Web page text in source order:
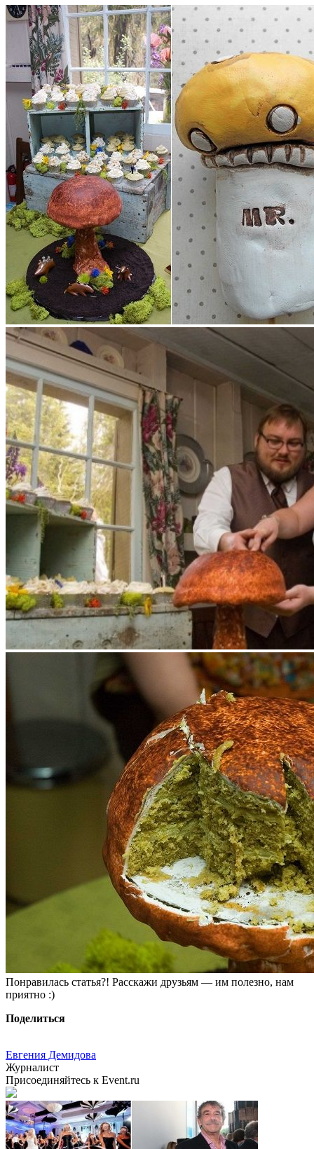
Понравилась статья?! Расскажи друзьям — им полезно, нам
приятно :)
Поделиться
Евгения Демидова
Журналист
Присоединяйтесь к Event.ru